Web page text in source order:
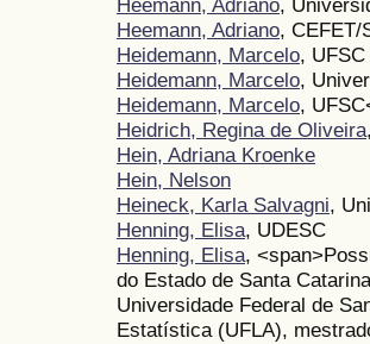
Heemann, Adriano,
Heemann, Adriano, CEFET/
Heidemann, Marcelo, UFSC
Heidemann, Marcelo,
Heidemann, Marcelo,
Heidrich, Regina de Oliveira
Hein, Adriana Kroenke
Hein, Nelson
Heineck, Karla Salvagni,
Henning, Elisa, UDESC
Henning, Elisa,
do Estado de Santa
Universidade Federal de
Estatística (UFLA),